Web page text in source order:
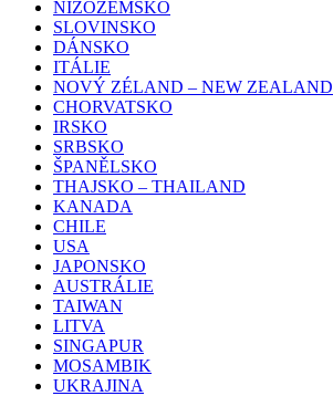
NIZOZEMSKO
SLOVINSKO
DÁNSKO
ITÁLIE
NOVÝ ZÉLAND – NEW ZEALAND
CHORVATSKO
IRSKO
SRBSKO
ŠPANĚLSKO
THAJSKO – THAILAND
KANADA
CHILE
USA
JAPONSKO
AUSTRÁLIE
TAIWAN
LITVA
SINGAPUR
MOSAMBIK
UKRAJINA